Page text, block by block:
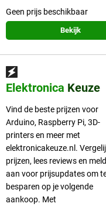
Geen prijs beschikbaar
Bekijk
Elektronica Keuze
Vind de beste prijzen voor
Arduino, Raspberry Pi, 3D-
printers en meer met
elektronicakeuze.nl.
prijzen, lees reviews en
aan voor prijsupdates om
besparen op je volgende
aankoop. Met